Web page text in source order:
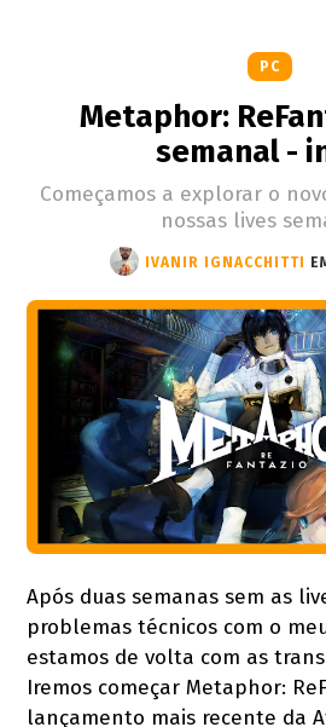
PC
Metaphor:
semanal -
Começamos a explorar o
nossas lives
IVANIR IGNACCHITTI
Após duas semanas sem as
problemas técnicos com o
estamos de volta com as
Iremos começar Metaphor:
lançamento mais recente da